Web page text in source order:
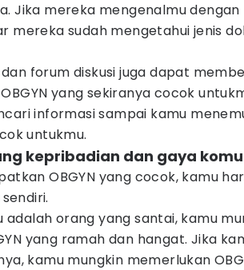
Jika mereka mengenalmu dengan
mereka sudah mengetahui jenis
dan forum diskusi juga dapat
yang sekiranya cocok
informasi sampai kamu
untukmu.
kepribadian dan gaya
OBGYN yang cocok, kamu
adalah orang yang santai, kamu
yang ramah dan hangat. Jika
kamu mungkin memerlukan